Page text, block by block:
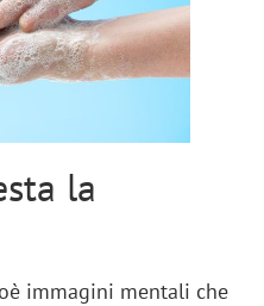
la
immagini mentali che